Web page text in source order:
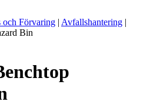
och Förvaring | Avfallshantering |
Bin